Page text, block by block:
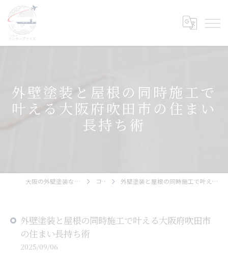
外壁塗装と屋根の同時施工で
叶える大阪府吹田市の住まい
長持ち術
大阪の外壁塗装ならエンタープライズ コラム 外壁塗装と屋根の同時施工で叶える大阪府吹田市の住まい長持ち術
外壁塗装と屋根の同時施工で叶える大阪府吹田市
の住まい長持ち術
2025/09/06